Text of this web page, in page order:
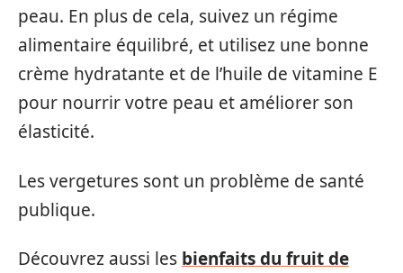
peau. En plus de cela, suivez un régime
alimentaire équilibré, et utilisez une bonne
crème hydratante et de l’huile de vitamine E
pour nourrir votre peau et améliorer son
élasticité.
Les vergetures sont un problème de santé
publique.
Découvrez aussi les bienfaits du fruit de